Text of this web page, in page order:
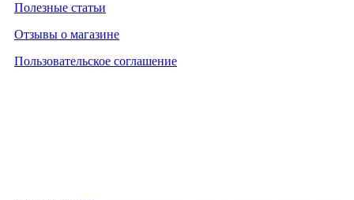
Полезные статьи
Отзывы о магазине
Пользовательское соглашение